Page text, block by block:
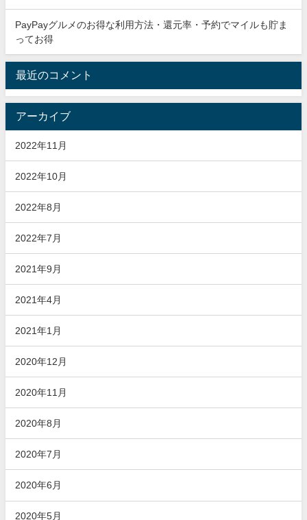
PayPayグルメのお得な利用方法・還元率・予約でマイルも貯ま
ってお得
最近のコメント
アーカイブ
2022年11月
2022年10月
2022年8月
2022年7月
2021年9月
2021年4月
2021年1月
2020年12月
2020年11月
2020年8月
2020年7月
2020年6月
2020年5月